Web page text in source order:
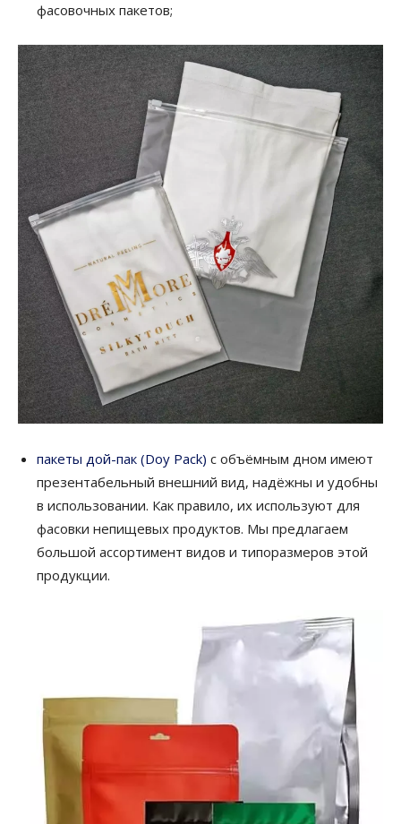
фасовочных пакетов;
пакеты дой-пак (Doy Pack) с объёмным дном имеют
презентабельный внешний вид, надёжны и удобны
в использовании. Как правило, их используют для
фасовки непищевых продуктов. Мы предлагаем
большой ассортимент видов и типоразмеров этой
продукции.